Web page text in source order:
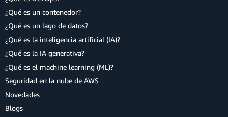
¿Qué es un contenedor?
¿Qué es un lago de datos?
¿Qué es la inteligencia artificial (IA)?
¿Qué es la IA generativa?
¿Qué es el machine learning (ML)?
Seguridad en la nube de AWS
Novedades
Blogs